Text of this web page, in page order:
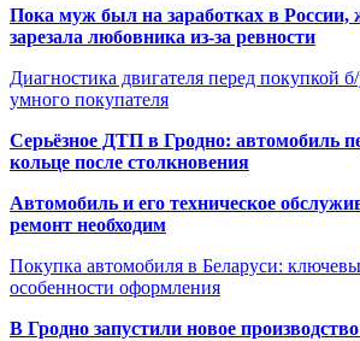
Пока муж был на заработках в
зарезала любовника из-за ревности
Диагностика двигателя перед покупкой
умного покупателя
Серьёзное ДТП в Гродно: автомобиль
кольце после столкновения
Автомобиль и его техническое
ремонт необходим
Покупка автомобиля в Беларуси:
особенности оформления
В Гродно запустили новое производство